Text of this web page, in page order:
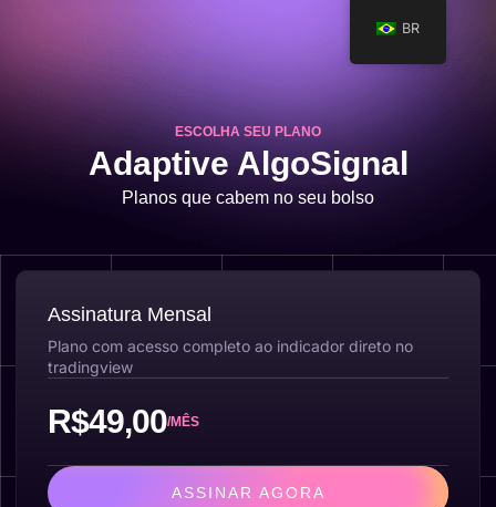
ESCOLHA SEU PLANO
Adaptive AlgoSignal
Planos que cabem no seu bolso
Assinatura Mensal
Plano com acesso completo ao indicador direto no
tradingview
R$49,00/MÊS
ASSINAR AGORA
BR